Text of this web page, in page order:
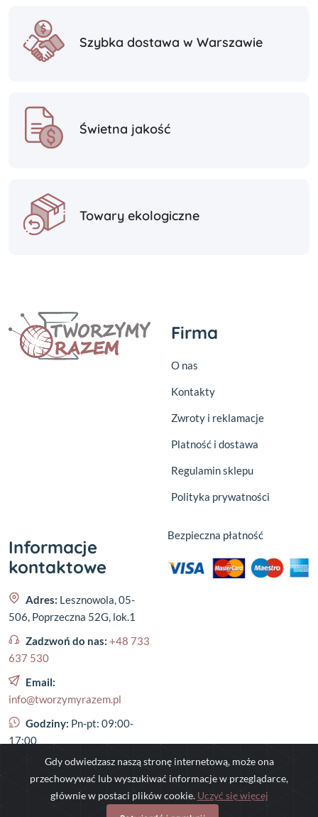
Szybka dostawa w Warszawie
Świetna jakość
Towary ekologiczne
Firma
O nas
Kontakty
Zwroty i reklamacje
Platność i dostawa
Regulamin sklepu
Polityka prywatności
Informacje
kontaktowe
Adres: Lesznowola, 05-
506, Poprzeczna 52G, lok.1
Zadzwoń do nas: +48 733
637 530
Email:
info@tworzymyrazem.pl
Godziny: Pn-pt: 09:00-
17:00
Bezpieczna płatność
Gdy odwiedzasz naszą stronę internetową, może ona
przechowywać lub wyszukiwać informacje w przeglądarce,
głównie w postaci plików cookie. Uczyć się więcej